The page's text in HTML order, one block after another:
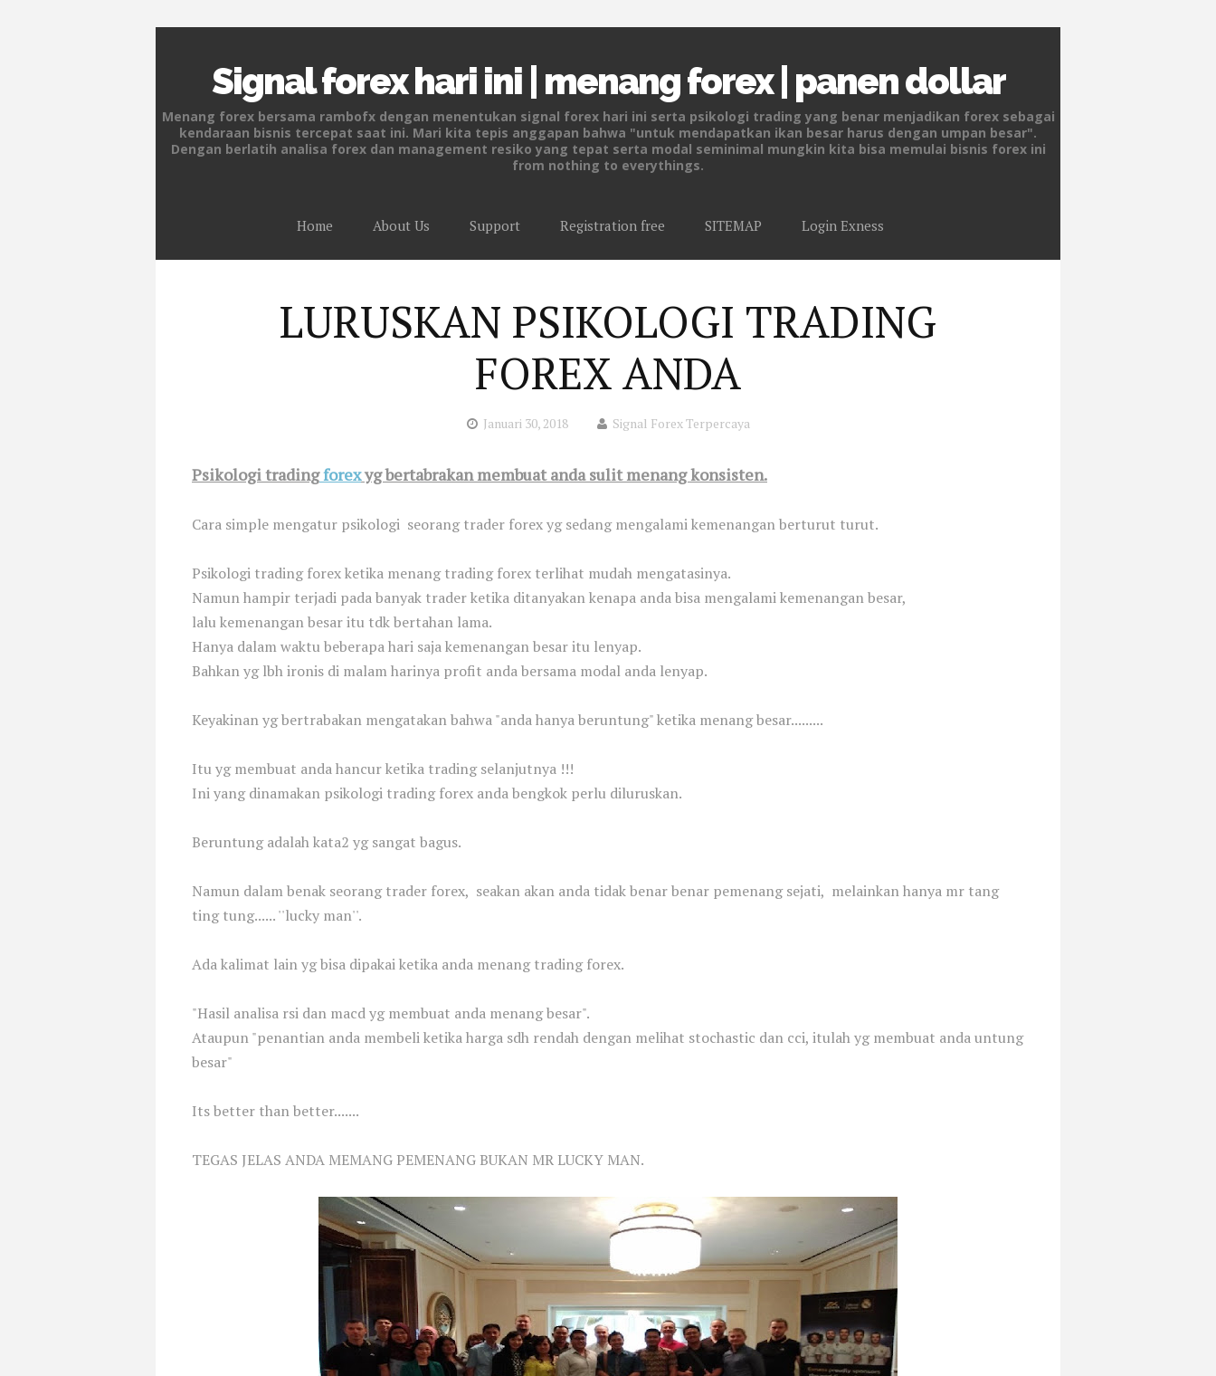
Signal forex hari ini | menang forex | panen dollar
Menang forex bersama rambofx dengan menentukan signal forex hari ini serta psikologi trading yang benar menjadikan forex sebagai
kendaraan bisnis tercepat saat ini. Mari kita tepis anggapan bahwa "untuk mendapatkan ikan besar harus dengan umpan besar".
Dengan berlatih analisa forex dan management resiko yang tepat serta modal seminimal mungkin kita bisa memulai bisnis forex ini
from nothing to everythings.
Skip to content
Home About Us Support Registration free SITEMAP Login Exness
LURUSKAN PSIKOLOGI TRADING
FOREX ANDA
Januari 30, 2018 Signal Forex Terpercaya
Psikologi tradingforexyg bertabrakan membuat anda sulit menang konsisten.
Cara simple mengatur psikologi seorang trader forex yg sedang mengalami kemenangan berturut turut.
Psikologi trading forex ketika menang trading forex terlihat mudah mengatasinya.
Namun hampir terjadi pada banyak trader ketika ditanyakan kenapa anda bisa mengalami kemenangan besar,
lalu kemenangan besar itu tdk bertahan lama.
Hanya dalam waktu beberapa hari saja kemenangan besar itu lenyap.
Bahkan yg lbh ironis di malam harinya profit anda bersama modal anda lenyap.
Keyakinan yg bertrabakan mengatakan bahwa "anda hanya beruntung" ketika menang besar.........
Itu yg membuat anda hancur ketika trading selanjutnya !!!
Ini yang dinamakan psikologi trading forex anda bengkok perlu diluruskan.
Beruntung adalah kata2 yg sangat bagus.
Namun dalam benak seorang trader forex, seakan akan anda tidak benar benar pemenang sejati, melainkan hanya mr tang
ting tung...... ''lucky man''.
Ada kalimat lain yg bisa dipakai ketika anda menang trading forex.
"Hasil analisa rsi dan macd yg membuat anda menang besar".
Ataupun "penantian anda membeli ketika harga sdh rendah dengan melihat stochastic dan cci, itulah yg membuat anda untung
besar"
Its better than better.......
TEGAS JELAS ANDA MEMANG PEMENANG BUKAN MR LUCKY MAN.